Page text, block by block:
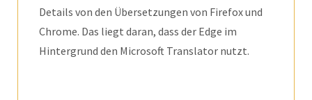
Details von den Übersetzungen von Firefox und
Chrome. Das liegt daran, dass der Edge im
Hintergrund den Microsoft Translator nutzt.